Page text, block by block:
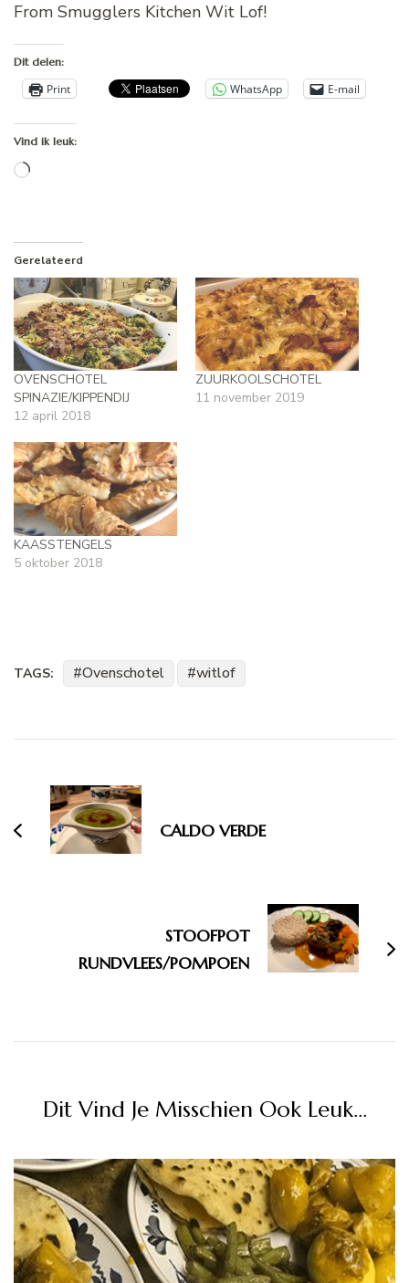
From Smugglers Kitchen Wit Lof!
Dit delen:
Print WhatsApp E-mail
Vind ik leuk:
Aan
Gerelateerd
OVENSCHOTEL
SPINAZIE/KIPPENDIJ
12 april 2018
ZUURKOOLSCHOTEL
11 november 2019
KAASSTENGELS
5 oktober 2018
TAGS: Ovenschotel witlof
navigatie
CALDO VERDE
STOOFPOT
RUNDVLEES/POMPOEN
Dit Vind Je Misschien Ook Leuk...